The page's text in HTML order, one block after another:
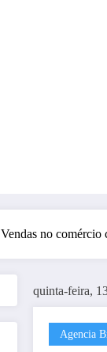
Vendas no comércio
quinta-feira,
Agencia